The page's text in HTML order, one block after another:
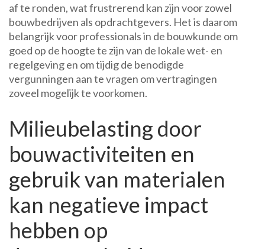
af te ronden, wat frustrerend kan zijn voor zowel
bouwbedrijven als opdrachtgevers. Het is daarom
belangrijk voor professionals in de bouwkunde om
goed op de hoogte te zijn van de lokale wet- en
regelgeving en om tijdig de benodigde
vergunningen aan te vragen om vertragingen
zoveel mogelijk te voorkomen.
Milieubelasting door
bouwactiviteiten en
gebruik van materialen
kan negatieve impact
hebben op